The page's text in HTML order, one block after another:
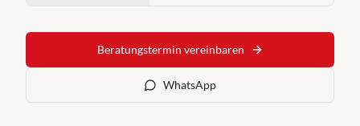
Beratungstermin vereinbaren
WhatsApp